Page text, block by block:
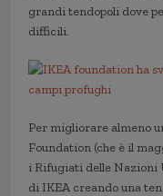
grandi tendopoli dove
difficili.
Per migliorare almeno
Foundation (che è il
i Rifugiati delle Nazioni
di IKEA creando una